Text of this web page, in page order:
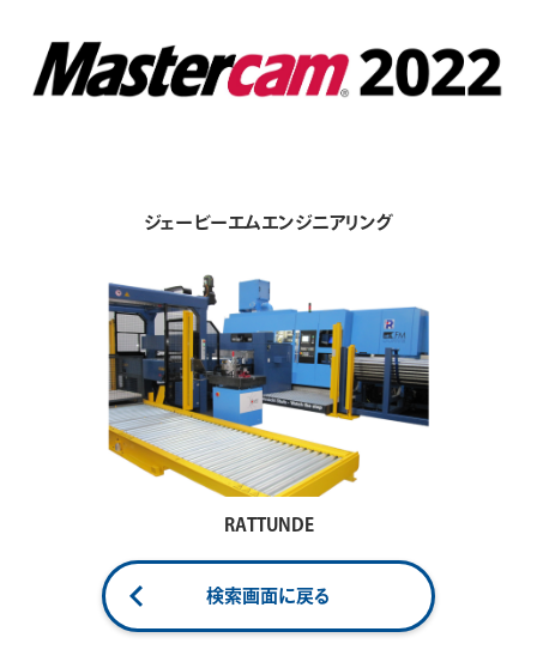
ジェービーエムエンジニアリング
RATTUNDE
検索画面に戻る